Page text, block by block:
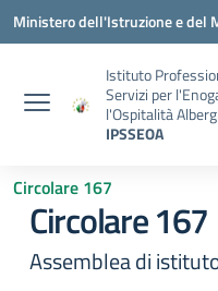
Vai ai contenuti
Vai al menu di navigazione
Vai al footer
Ministero dell'Istruzione e del
Istituto
Servizi per
l'Ospitalità
IPSSEOA
Circolare 167
Circolare 167
Assemblea di